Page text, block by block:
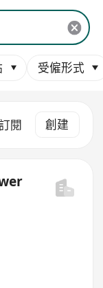
受僱形式
閱 創建